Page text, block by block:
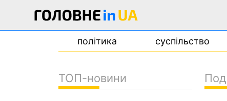
політика суспільство
ТОП-новини